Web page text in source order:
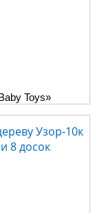
Toys»